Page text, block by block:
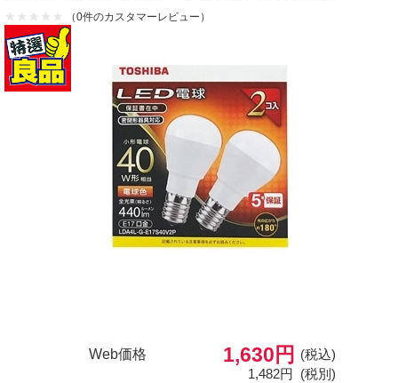
（0件のカスタマーレビュー）
Web価格 1,630円
(税込)
1,482円 (税別)